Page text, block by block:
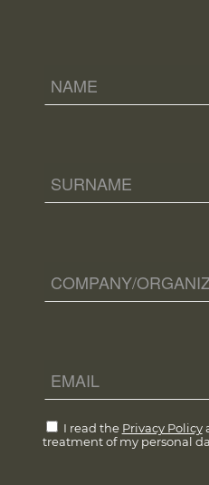
I read the Privacy Policy
treatment of my personal